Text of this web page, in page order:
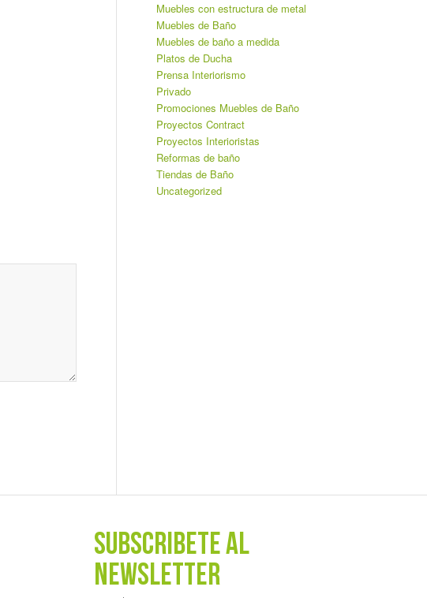
Muebles con estructura de metal
Muebles de Baño
Muebles de baño a medida
Platos de Ducha
Prensa Interiorismo
Privado
Promociones Muebles de Baño
Proyectos Contract
Proyectos Interioristas
Reformas de baño
Tiendas de Baño
Uncategorized
SUBSCRÍBETE AL
NEWSLETTER